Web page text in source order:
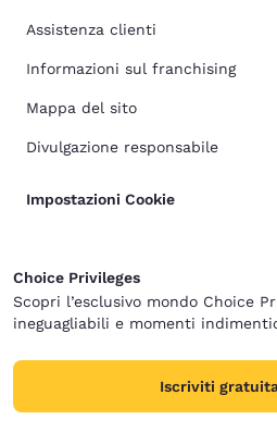
Assistenza clienti
Informazioni sul franchising
Mappa del sito
Divulgazione responsabile
Impostazioni Cookie
Choice Privileges
Scopri l’esclusivo mondo Choice
ineguagliabili e momenti
Iscriviti